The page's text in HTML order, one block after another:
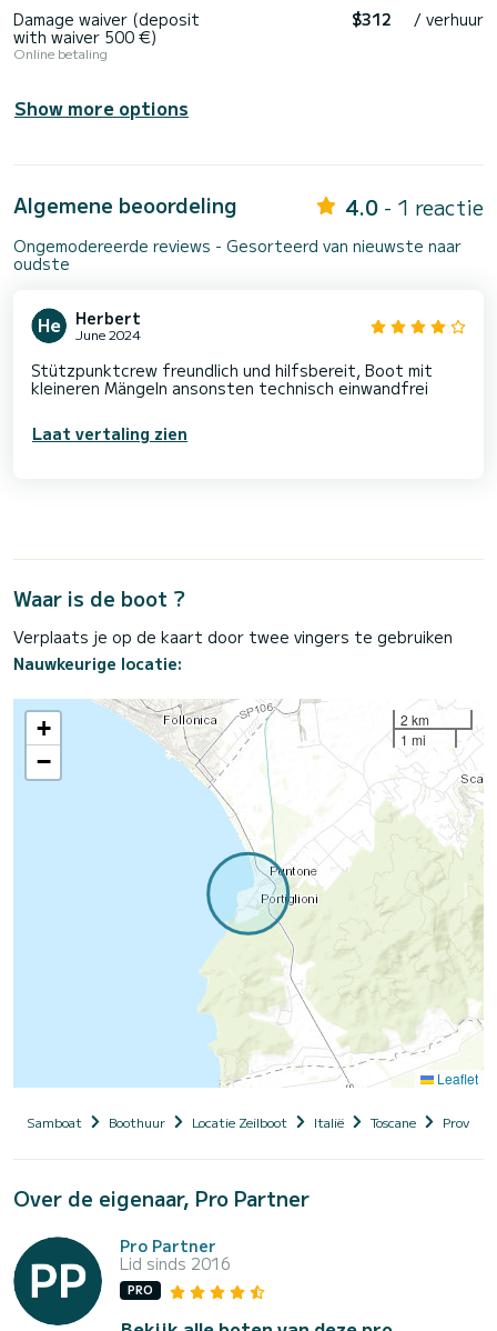
Damage waiver (deposit
with waiver 500 €)
Online betaling
$312 / verhuur
Show more options
Algemene beoordeling 4.0 - 1 reactie
Ongemodereerde reviews - Gesorteerd van nieuwste naar
oudste
Herbert
June 2024
Stützpunktcrew freundlich und hilfsbereit, Boot mit
kleineren Mängeln ansonsten technisch einwandfrei
Laat vertaling zien
Waar is de boot ?
Verplaats je op de kaart door twee vingers te gebruiken
Nauwkeurige locatie:
+
−
2 km
1 mi
Leaflet
Samboat Boothuur Locatie Zeilboot Italië Toscane
Over de eigenaar, Pro Partner
Pro Partner
Lid sinds 2016
PRO